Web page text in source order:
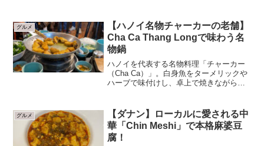
る方も多いのではないでしょうか。今回
は、私が実際に訪れた中で...
グルメ
【ハノイ名物チャーカーの老舗】
Cha Ca Thang Longで味わう名
物鍋
ハノイを代表する名物料理「チャーカー
（Cha Ca）」。白身魚をターメリックや
ハーブで味付けし、卓上で焼きながら食
でも人気を誇るのがCha Ca Thang
Long。...
グルメ
【ダナン】ローカルに愛される中
華「Chin Meshi」で本格麻婆豆
腐！